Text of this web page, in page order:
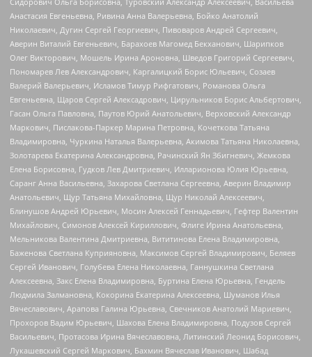
Анастасия Евгеньевна, Ривина Анна Валерьевна, Бойко Анатолий
Николаевич, Дугин Сергей Георгиевич, Пивоваров Андрей Сергеевич,
Аверин Виталий Евгеньевич, Барахоев Магомед Бекханович, Шарипков
Олег Викторович, Мошель Ирина Ароновна, Шведов Григорий Сергеевич,
Пономарев Лев Александрович, Каргалицкий Борис Юльевич, Созаев
Валерий Валерьевич, Исламов Тимур Рифгатович, Романова Ольга
Евгеньевна, Щаров Сергей Алексадрович, Цирульников Борис Альбертович,
Гасан Ольга Павловна, Паутов Юрий Анатольевич, Верховский Александр
Маркович, Пислакова-Паркер Марина Петровна, Кочеткова Татьяна
Владимировна, Чуркина Наталья Валерьевна, Акимова Татьяна Николаевна,
Золотарева Екатерина Александровна, Рачинский Ян Збигневич, Жемкова
Елена Борисовна, Гудков Лев Дмитриевич, Илларионова Юлия Юрьевна,
Саранг Анна Васильевна, Захарова Светлана Сергеевна, Аверин Владимир
Анатольевич, Щур Татьяна Михайловна, Щур Николай Алексеевич,
Блинушов Андрей Юрьевич, Мосин Алексей Геннадьевич, Гефтер Валентин
Михайлович, Симонов Алексей Кириллович, Флиге Ирина Анатольевна,
Мельникова Валентина Дмитриевна, Вититинова Елена Владимировна,
Баженова Светлана Куприяновна, Максимов Сергей Владимирович, Беляев
Сергей Иванович, Голубева Елена Николаевна, Ганнушкина Светлана
Алексеевна, Закс Елена Владимировна, Буртина Елена Юрьевна, Гендель
Людмила Залмановна, Кокорина Екатерина Алексеевна, Шуманов Илья
Вячеславович, Арапова Галина Юрьевна, Свечников Анатолий Мариевич,
Прохоров Вадим Юрьевич, Шахова Елена Владимировна, Подузов Сергей
Васильевич, Протасова Ирина Вячеславовна, Литинский Леонид Борисович,
Лукашевский Сергей Маркович, Бахмин Вячеслав Иванович, Шабад